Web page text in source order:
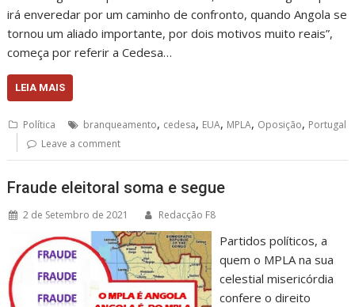
irá enveredar por um caminho de confronto, quando Angola se
tornou um aliado importante, por dois motivos muito reais”,
começa por referir a Cedesa…
LEIA MAIS
Política branqueamento, cedesa, EUA, MPLA, Oposição, Portugal
Leave a comment
Fraude eleitoral soma e segue
2 de Setembro de 2021 Redacção F8
Partidos políticos, a
quem o MPLA na sua
celestial misericórdia
confere o direito